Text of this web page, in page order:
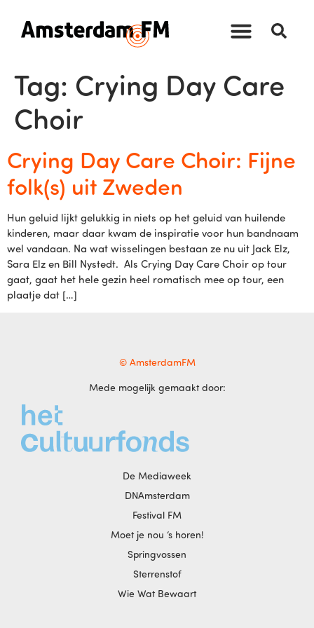
Tag: Crying Day Care
Choir
Crying Day Care Choir: Fijne
folk(s) uit Zweden
Hun geluid lijkt gelukkig in niets op het geluid van huilende
kinderen, maar daar kwam de inspiratie voor hun bandnaam
wel vandaan. Na wat wisselingen bestaan ze nu uit Jack Elz,
Sara Elz en Bill Nystedt. Als Crying Day Care Choir op tour
gaat, gaat het hele gezin heel romatisch mee op tour, een
plaatje dat […]
© AmsterdamFM
Mede mogelijk gemaakt door:
De Mediaweek
DNAmsterdam
Festival FM
Moet je nou ‘s horen!
Springvossen
Sterrenstof
Wie Wat Bewaart